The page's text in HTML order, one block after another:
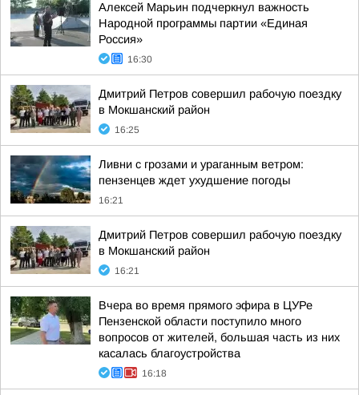
Алексей Марьин подчеркнул важность
Народной программы партии «Единая
Россия»
16:30
Дмитрий Петров совершил рабочую поездку
в Мокшанский район
16:25
Ливни с грозами и ураганным ветром:
пензенцев ждет ухудшение погоды
16:21
Дмитрий Петров совершил рабочую поездку
в Мокшанский район
16:21
Вчера во время прямого эфира в ЦУРе
Пензенской области поступило много
вопросов от жителей, большая часть из них
касалась благоустройства
16:18